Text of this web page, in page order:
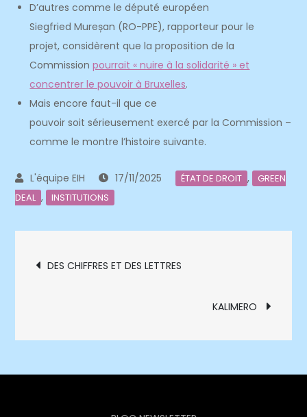
D’autres comme le député européen
Siegfried Mureșan (RO-PPE), rapporteur pour le
projet, considèrent que la proposition de la
Commissionpourrait « nuire à la solidarité » et
concentrer le pouvoir à Bruxelles.
Mais encore faut-il que ce
pouvoir soit sérieusement exercé par la Commission –
comme le montre l’histoire suivante.
17/11/2025 ÉTAT DE DROIT ,
GREEN
DEAL , INSTITUTIONS
Navigation
l’article
DES CHIFFRES ET DES LETTRES
KALIMERO